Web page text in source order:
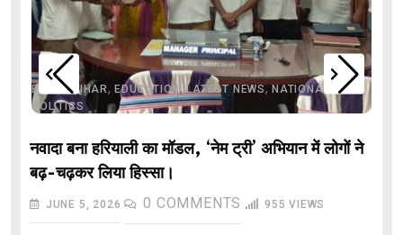
BIHAR,BIHAR, EDUCATION,LATEST NEWS,NATIONAL
POLITICS
नवादा बना हरियाली का मॉडल, ‘नेम ट्री’ अभियान में लोगों ने
बढ़-चढ़कर लिया हिस्सा।
JUNE 5, 2026 0 COMMENTS 955 VIEWS